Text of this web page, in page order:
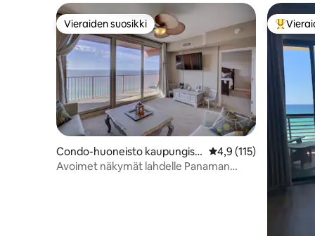
Vieraiden suosikki
Vieraiden suosikki
Condo-huoneisto kaupungiss
a Panama City Beach
Keskimääräinen arvio
4,9 (115)
Avoimet näkymät lahdelle Panaman